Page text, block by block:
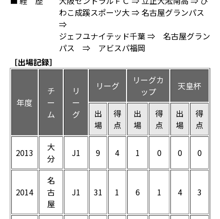
わこ成蹊スポーツ大 ⇒ 名古屋グランパス
⇒
ジェフユナイテッド千葉 ⇒ 名古屋グラン
パス ⇒ アビスパ福岡
［出場記録］
年度
チ
ー
ム
リ
ー
グ
リーグ
リーグカ
ップ
天皇杯
出
場
得
点
出
場
得
点
出
場
得
点
2013
大
分
J1 9 4 1 0 0 0
2014
名
古
屋
J1 31 1 6 1 4 3